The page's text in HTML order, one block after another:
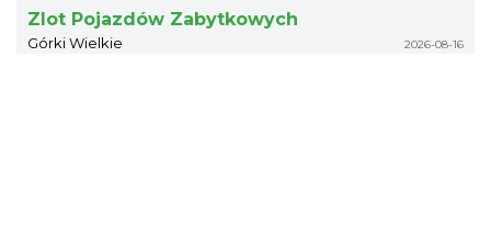
Zlot Pojazdów Zabytkowych
Górki Wielkie 2026-08-16